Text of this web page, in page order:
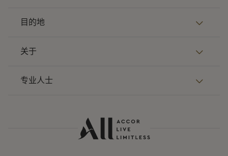
目的地
关于
专业人士